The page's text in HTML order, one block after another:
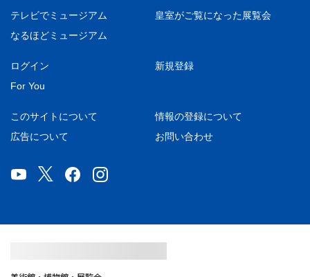
テレビでミュージアム
皇室がご覧になった展覧会
なるほどミュージアム
ログイン
新規登録
For You
このサイトについて
情報の登録について
広告について
お問い合わせ